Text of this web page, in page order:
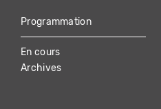
Programmation
En cours
Archives